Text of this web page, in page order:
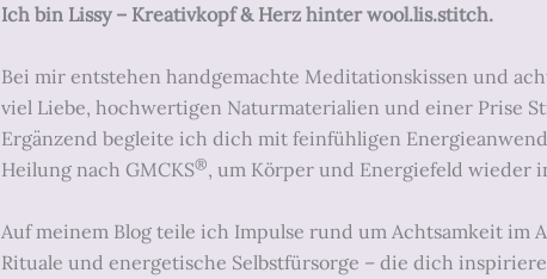
Ich bin Lissy – Kreativkopf & Herz hinter wool.lis.stitch.
Bei mir entstehen handgemachte Meditationskissen und
viel Liebe, hochwertigen Naturmaterialien und einer Prise
Ergänzend begleite ich dich mit feinfühligen
Heilung nach GMCKS®, um Körper und Energiefeld wieder
Auf meinem Blog teile ich Impulse rund um Achtsamkeit im
Rituale und energetische Selbstfürsorge – die dich